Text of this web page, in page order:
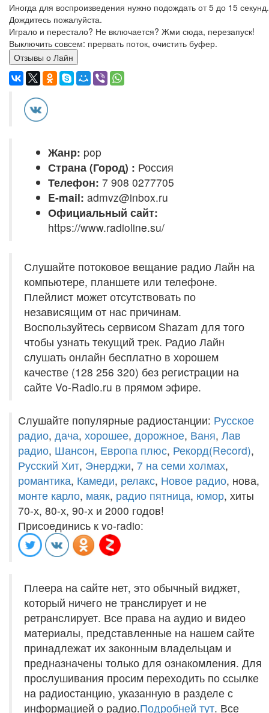
Иногда для воспроизведения нужно подождать от 5 до 15 секунд.
Дождитесь пожалуйста.
Играло и перестало? Не включается? Жми сюда, перезапуск!
Выключить совсем: прервать поток, очистить буфер.
Отзывы о Лайн
Жанр: pop
Страна (Город) : Россия
Телефон: 7 908 0277705
E-mail: admvz@inbox.ru
Официальный сайт:
https://www.radioline.su/
Слушайте потоковое вещание радио Лайн на
компьютере, планшете или телефоне.
Плейлист может отсутствовать по
независящим от нас причинам.
Воспользуйтесь сервисом Shazam для того
чтобы узнать текущий трек. Радио Лайн
слушать онлайн бесплатно в хорошем
качестве (128 256 320) без регистрации на
сайте Vo-Radio.ru в прямом эфире.
Слушайте популярные радиостанции: Русское
радио, дача, хорошее, дорожное, Ваня, Лав
радио, Шансон, Европа плюс, Рекорд(Record),
Русский Хит, Энерджи, 7 на семи холмах,
романтика, Камеди, релакс, Новое радио, нова,
монте карло, маяк, радио пятница, юмор, хиты
70-х, 80-х, 90-х и 2000 годов!
Присоединись к vo-radio:
Плеера на сайте нет, это обычный виджет,
который ничего не транслирует и не
ретранслирует. Все права на аудио и видео
материалы, представленные на нашем сайте
принадлежат их законным владельцам и
предназначены только для ознакомления. Для
прослушивания просим переходить по ссылке
на радиостанцию, указанную в разделе с
информацией о радио.Подробней тут. Все